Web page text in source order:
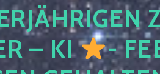
– KI
-